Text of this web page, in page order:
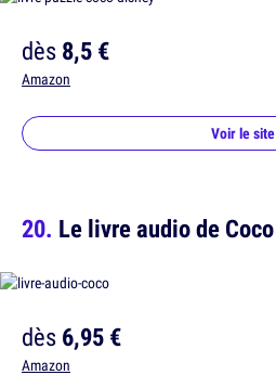
dès8,5 €
Amazon
Voir le site
Le livre audio de Coco
dès6,95 €
Amazon